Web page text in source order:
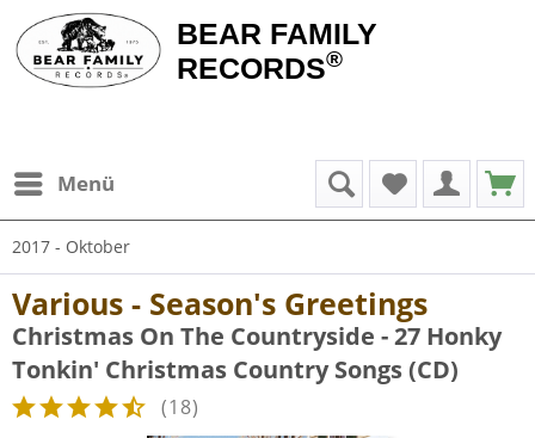
BEAR FAMILY
RECORDS®
Menü
2017 - Oktober
Various - Season's Greetings
Christmas On The Countryside - 27 Honky
Tonkin' Christmas Country Songs (CD)
(18)